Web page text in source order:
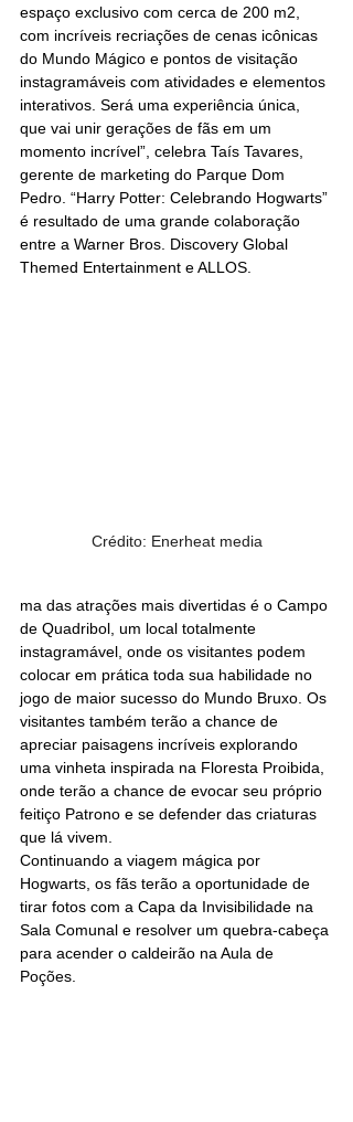
espaço exclusivo com cerca de 200 m2,
com incríveis recriações de cenas icônicas
do Mundo Mágico e pontos de visitação
instagramáveis com atividades e elementos
interativos. Será uma experiência única,
que vai unir gerações de fãs em um
momento incrível”, celebra Taís Tavares,
gerente de marketing do Parque Dom
Pedro. “Harry Potter: Celebrando Hogwarts”
é resultado de uma grande colaboração
entre a Warner Bros. Discovery Global
Themed Entertainment e ALLOS.
Crédito: Enerheat media
ma das atrações mais divertidas é o Campo
de Quadribol, um local totalmente
instagramável, onde os visitantes podem
colocar em prática toda sua habilidade no
jogo de maior sucesso do Mundo Bruxo. Os
visitantes também terão a chance de
apreciar paisagens incríveis explorando
uma vinheta inspirada na Floresta Proibida,
onde terão a chance de evocar seu próprio
feitiço Patrono e se defender das criaturas
que lá vivem.
Continuando a viagem mágica por
Hogwarts, os fãs terão a oportunidade de
tirar fotos com a Capa da Invisibilidade na
Sala Comunal e resolver um quebra-cabeça
para acender o caldeirão na Aula de
Poções.